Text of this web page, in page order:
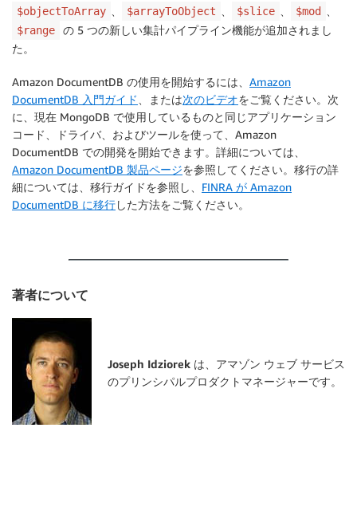
$objectToArray $arrayToObject $slice $mod
$range
の 5 つの新しい集計パイプライン機能が追加されまし
た。
Amazon DocumentDB の使用を開始するには、 Amazon
DocumentDB 入門ガイド
、または次のビデオをご覧ください。次
に、現在 MongoDB で使用しているものと同じアプリケーション
コード、ドライバ、およびツールを使って、Amazon
DocumentDB での開発を開始できます。詳細については、
Amazon DocumentDB 製品ページを参照してください。移行の詳
細については、移行ガイドを参照し、 FINRA が Amazon
DocumentDB に移行した方法をご覧ください。
著者について
Joseph Idziorek は、アマゾン ウェブ サービス
のプリンシパルプロダクトマネージャーです。